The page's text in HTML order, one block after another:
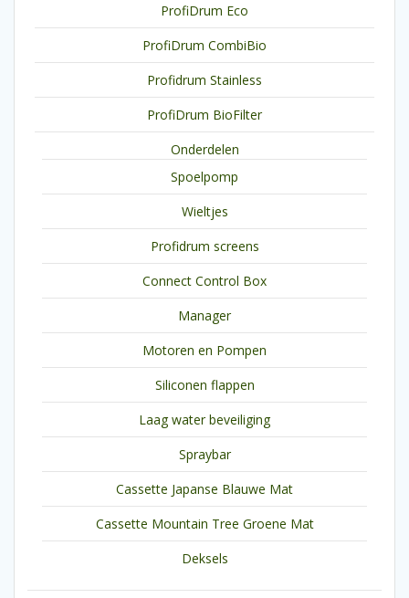
ProfiDrum Eco
ProfiDrum CombiBio
Profidrum Stainless
ProfiDrum BioFilter
Onderdelen
Spoelpomp
Wieltjes
Profidrum screens
Connect Control Box
Manager
Motoren en Pompen
Siliconen flappen
Laag water beveiliging
Spraybar
Cassette Japanse Blauwe Mat
Cassette Mountain Tree Groene Mat
Deksels